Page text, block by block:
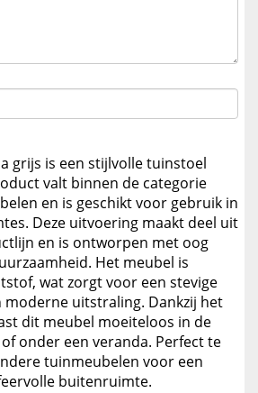
grijs is een stijlvolle tuinstoel
valt binnen de categorie
en is geschikt voor gebruik in
Deze uitvoering maakt deel uit
en is ontworpen met oog
Het meubel is
wat zorgt voor een stevige
moderne uitstraling. Dankzij het
dit meubel moeiteloos in de
onder een veranda. Perfect te
tuinmeubelen voor een
buitenruimte.